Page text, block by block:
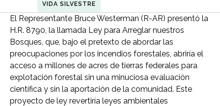
VIDA SILVESTRE
El Representante Bruce Westerman (R-AR) presentó la
H.R. 8790, la llamada Ley para Arreglar nuestros
Bosques, que, bajo el pretexto de abordar las
preocupaciones por los incendios forestales, abriría el
acceso a millones de acres de tierras federales para
explotación forestal sin una minuciosa evaluación
científica y sin la aportación de la comunidad. Este
proyecto de ley revertiría leyes ambientales